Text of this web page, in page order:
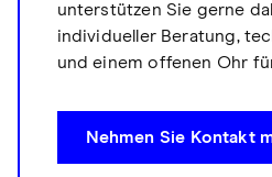
unterstützen Sie gerne
individueller Beratung,
und einem offenen Ohr
Nehmen Sie Kontakt